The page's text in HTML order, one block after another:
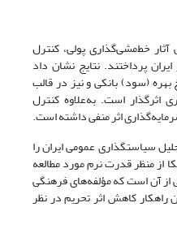
به بررسی آثار خط‌مشی‌گذاری پولی، کنترل
پرداختند. نتایج نشان داد
(سود) بانکی و نیز در قالب
اثرگذار است. به‌علاوه کنترل
اثر منفی داشته است.
حیدرپور و ترابی (1400) تحلیل سیاستگذاری عمومی ایران را
از منظر قدرت نرم مورد مطالعه
از آن است که مؤلفه‌های فرهنگی
کاهش اثر تحریم در نظر